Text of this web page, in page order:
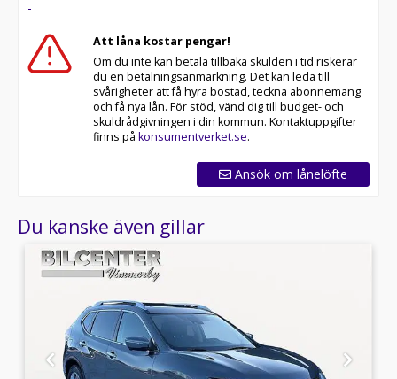
-
Att låna kostar pengar!
Om du inte kan betala tillbaka skulden i tid riskerar
du en betalningsanmärkning. Det kan leda till
svårigheter att få hyra bostad, teckna abonnemang
och få nya lån. För stöd, vänd dig till budget- och
skuldrådgivningen i din kommun. Kontaktuppgifter
finns på konsumentverket.se.
Ansök om lånelöfte
Du kanske även gillar